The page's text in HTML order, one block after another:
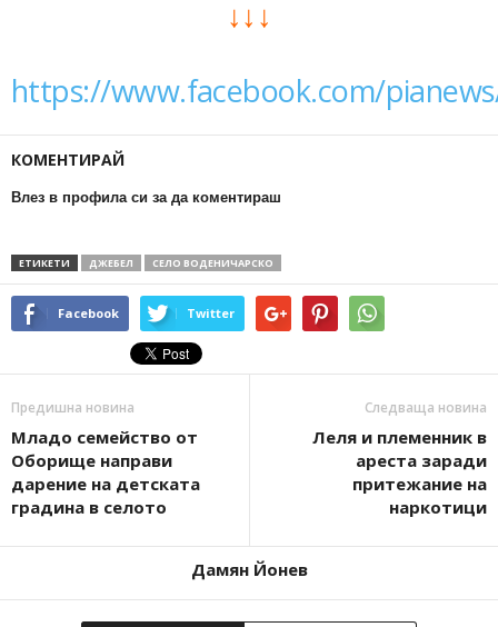
↓↓↓
https://www.facebook.com/
КОМЕНТИРАЙ
Влез в профила си за да коментираш
ЕТИКЕТИ ДЖЕБЕЛ СЕЛО ВОДЕНИЧАРСКО
Facebook Twitter
Предишна новина
Младо семейство от
Оборище направи
дарение на детската
градина в селото
Следваща новина
Леля и племенник в
ареста заради
притежание на
наркотици
Дамян Йонев